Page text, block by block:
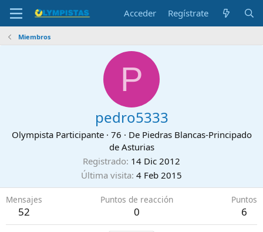
Acceder Regístrate
Miembros
P
pedro5333
Olympista Participante · 76 · De Piedras Blancas-Principado
de Asturias
Registrado 14 Dic 2012
Última visita 4 Feb 2015
Mensajes
52
Puntos de reacción
0
Puntos
6